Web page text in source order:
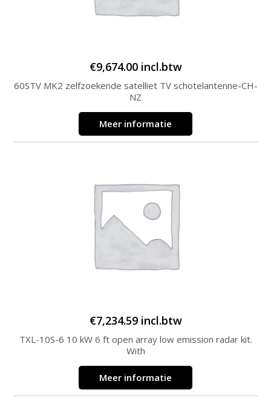
€9,674.00 incl.btw
60STV MK2 zelfzoekende satelliet TV schotelantenne-CH-
NZ
Meer informatie
€7,234.59 incl.btw
TXL-10S-6 10 kW 6 ft open array low emission radar kit.
With
Meer informatie